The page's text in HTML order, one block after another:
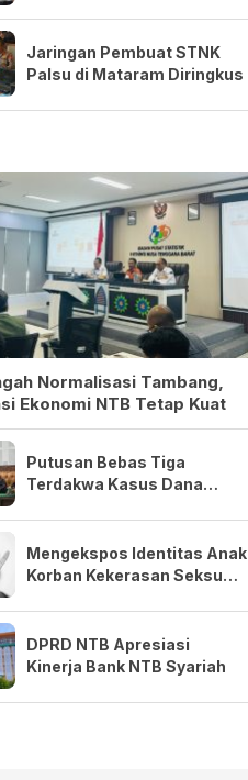
Jaringan Pembuat STNK
Palsu di Mataram Diringkus
Normalisasi Tambang,
Ekonomi NTB Tetap Kuat
Putusan Bebas Tiga
Terdakwa Kasus Dana
Mengekspos Identitas Anak
Korban Kekerasan Seksual
DPRD NTB Apresiasi
Kinerja Bank NTB Syariah